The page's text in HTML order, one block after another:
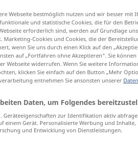
Genügsamkeit
Webseite bestmöglich nutzen und wir besser mit
und statistische Cookies, die für den
erforderlich sind, werden auf Grundlage
Marketing-Cookies und Cookies, die der
wenn Sie uns durch einen Klick auf den
auf „Fortfahren ohne Akzeptieren“. Sie
Webseite widerrufen. Wenn Sie weitere
klicken Sie einfach auf den Button „Mehr
entnehmen Sie ansonsten unserer
Daten, um Folgendes
Geräteeigenschaften zur Identifikation aktiv
Gerät. Personalisierte Werbung und Inhalte,
und Entwicklung von Dienstleistungen.